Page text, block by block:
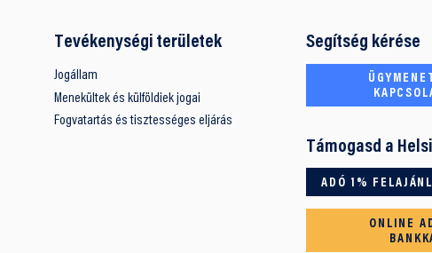
Tevékenységi területek
Jogállam
Menekültek és külföldiek jogai
Fogvatartás és tisztességes eljárás
Segítség kérése
Támogasd a
ADÓ 1%
ONLINE